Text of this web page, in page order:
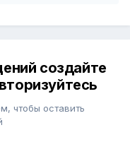
создайте
чтобы оставить